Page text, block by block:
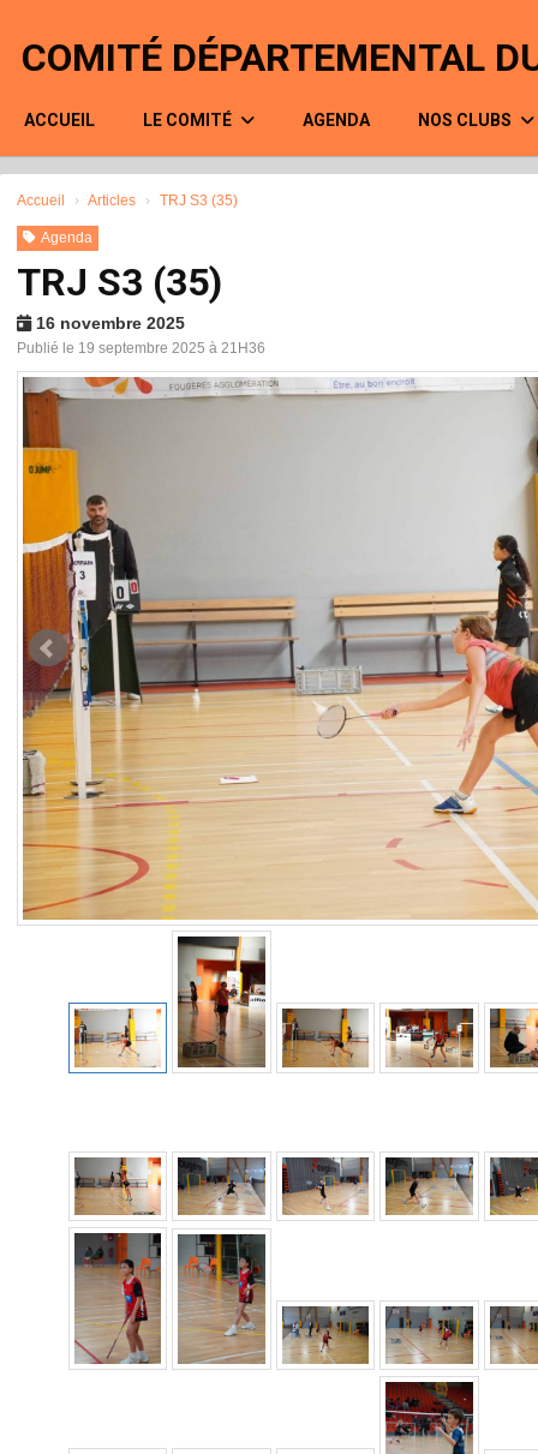
COMITÉ DÉPARTEMENTAL
ACCUEIL LE COMITÉ AGENDA NOS CLUBS
Accueil Articles TRJ S3 (35)
Agenda
TRJ S3 (35)
16 novembre 2025
Publié le 19 septembre 2025 à 21H36